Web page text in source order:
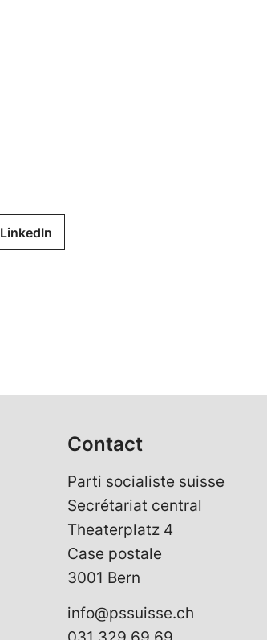
LinkedIn
Contact
Parti socialiste suisse
Secrétariat central
Theaterplatz 4
Case postale
3001 Bern
info@pssuisse.ch